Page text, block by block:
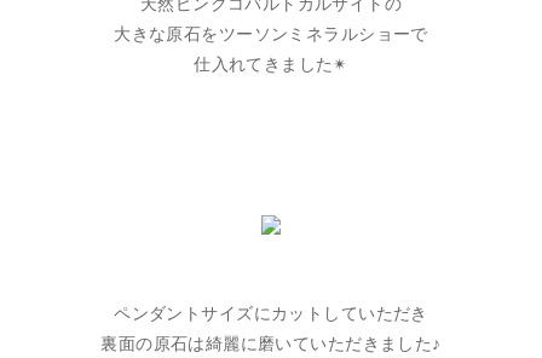
大きな原石をツーソンミネラルショーで
仕入れてきました✴︎
ペンダントサイズにカットしていただき
裏面の原石は綺麗に磨いていただきました♪